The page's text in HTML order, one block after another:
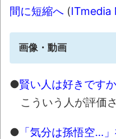
間に短縮へ (ITmedia
画像・動画
●賢い人は好きですか
こういう人が評価
● 「気分は孫悟空…